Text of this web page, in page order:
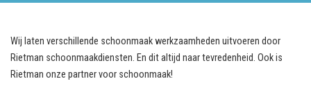
Wij laten verschillende schoonmaak werkzaamheden uitvoeren door
Rietman schoonmaakdiensten. En dit altijd naar tevredenheid. Ook is
Rietman onze partner voor schoonmaak!